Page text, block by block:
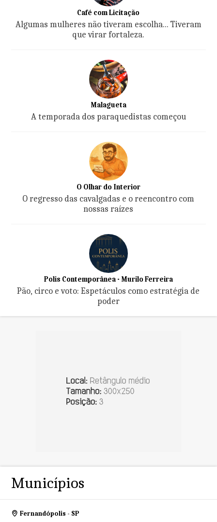
Café com Licitação
Algumas mulheres não tiveram escolha... Tiveram
que virar fortaleza.
Malagueta
A temporada dos paraquedistas começou
O Olhar do Interior
O regresso das cavalgadas e o reencontro com
nossas raízes
Polis Contemporânea - Murilo Ferreira
Pão, circo e voto: Espetáculos como estratégia de
poder
Municípios
Fernandópolis - SP